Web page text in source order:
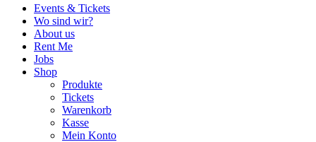
Events & Tickets
Wo sind wir?
About us
Rent Me
Jobs
Shop
Produkte
Tickets
Warenkorb
Kasse
Mein Konto